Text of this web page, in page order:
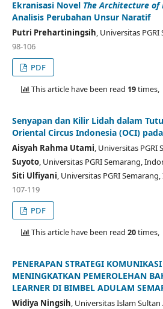
Ekranisasi Novel The Architecture of
Analisis Perubahan Unsur Naratif
Putri Prehartiningsih, Universitas PGRI
98-106
PDF
This article have been read 19times,
Senyapan dan Kilir Lidah dalam
Oriental Circus Indonesia (OCI)
Aisyah Rahma Utami, Universitas PGRI
Suyoto, Universitas PGRI Semarang,
Siti Ulfiyani, Universitas PGRI Semarang,
107-119
PDF
This article have been read 20times,
PENERAPAN STRATEGI
MENINGKATKAN PEMEROLEHAN
LEARNER DI BIMBEL ADULAM
Widiya Ningsih, Universitas Islam Sultan